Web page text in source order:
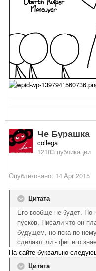
Че Бурашка
collega
12183 публикации
Опубликовано: 14 Apr 2015
Цитата
Его вообще не будет. По
пусков. Писали что он
будущем, но пока по
сделают ли - фиг его
На сайте буквально
Цитата